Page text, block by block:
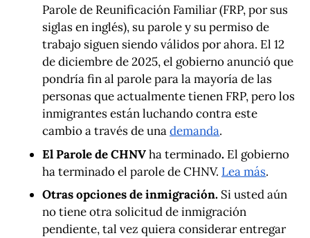
Parole de Reunificación Familiar (FRP, por sus
siglas en inglés), su parole y su permiso de
trabajo siguen siendo válidos por ahora. El 12
de diciembre de 2025, el gobierno anunció que
pondría fin al parole para la mayoría de las
personas que actualmente tienen FRP, pero los
inmigrantes están luchando contra este
cambio a través de unademanda.
El Parole de CHNVha terminado. El gobierno
ha terminado el parole de CHNV. Lea más.
Otras opciones de inmigración. Si usted aún
no tiene otra solicitud de inmigración
pendiente, tal vez quiera considerar entregar